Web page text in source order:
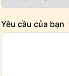
Yêu cầu của bạn